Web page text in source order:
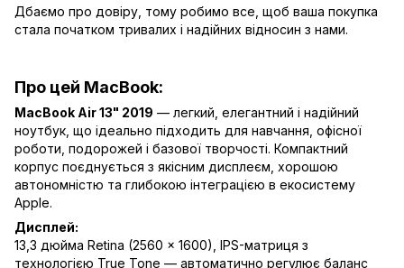
Дбаємо про довіру, тому робимо все, щоб ваша покупка
стала початком тривалих і надійних відносин з нами.
Про цей MacBook:
MacBook Air 13" 2019 — легкий, елегантний і надійний
ноутбук, що ідеально підходить для навчання, офісної
роботи, подорожей і базової творчості. Компактний
корпус поєднується з якісним дисплеєм, хорошою
автономністю та глибокою інтеграцією в екосистему
Apple.
Дисплей:
13,3 дюйма Retina (2560 × 1600), IPS-матриця з
технологією True Tone — автоматично регулює баланс